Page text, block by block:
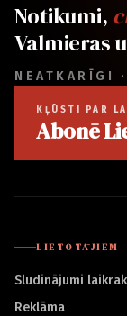
Notikumi,
Valmieras
NEATKARĪGI
KĻŪSTI PAR
Abonē
LIETOTĀJIEM
Sludinājumi
Reklāma